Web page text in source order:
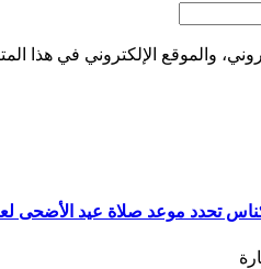
والموقع الإلكتروني في هذا
الأضحى لعام 1447هـ/2026م ولائحة المصليات والمساجد